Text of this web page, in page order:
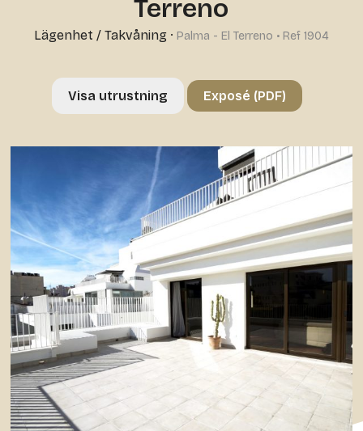
Terreno
Lägenhet / Takvåning· Palma - El Terreno • Ref 1904
Visa utrustning Exposé (PDF)